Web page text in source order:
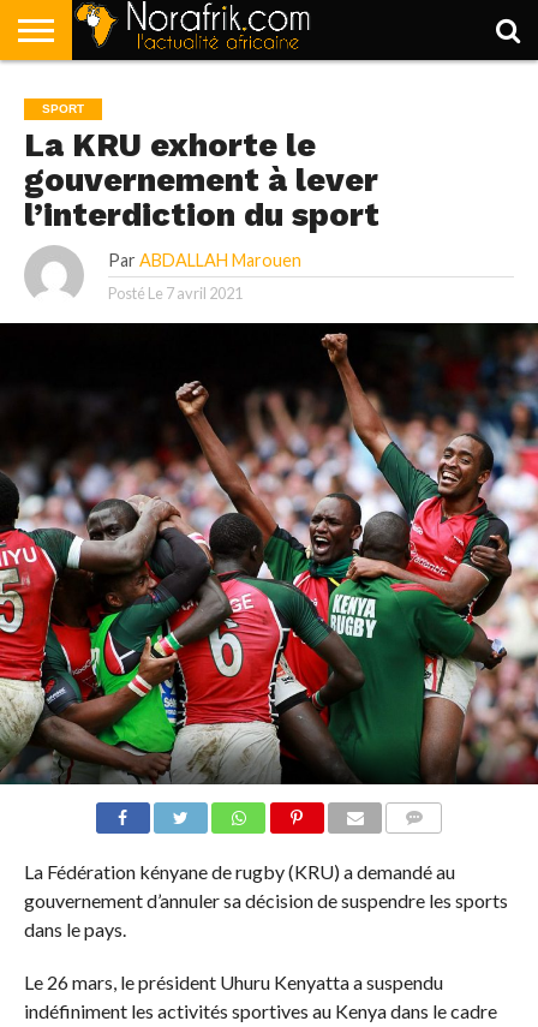
POLITIQUE
SOCIÉTÉ
ECONOMIE
SPORT
LIFESTYLE
SPORT
La KRU exhorte le
gouvernement à lever
l’interdiction du sport
Par ABDALLAH Marouen
Posté Le 7 avril 2021
La Fédération kényane de rugby (KRU) a demandé au
gouvernement d’annuler sa décision de suspendre les sports
dans le pays.
Le 26 mars, le président Uhuru Kenyatta a suspendu
indéfiniment les activités sportives au Kenya dans le cadre